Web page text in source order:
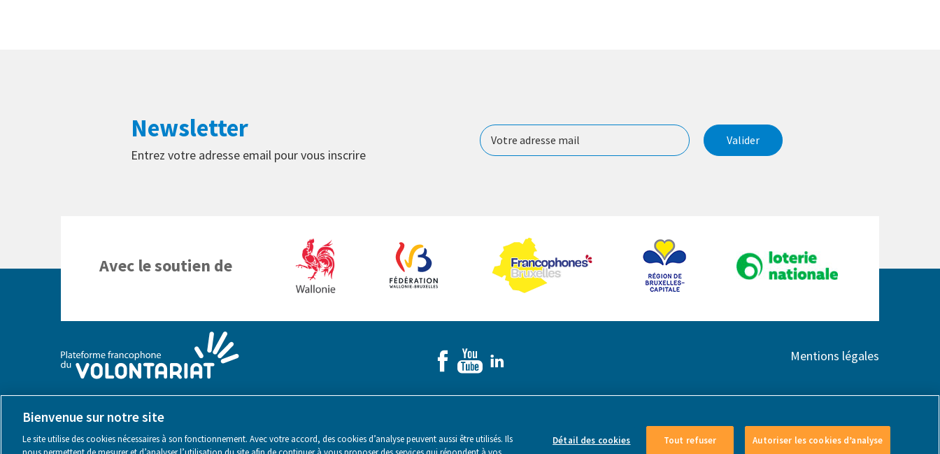
Newsletter
Entrez votre adresse email pour vous inscrire
Valider
Avec le soutien de
Mentions légales
Made by Webstanz- Copyright © 2026
Bienvenue sur notre site
Le site utilise des cookies nécessaires à son fonctionnement. Avec votre accord, des cookies d’analyse peuvent aussi être utilisés. Ils
Détail des cookies Tout refuser Autoriser les cookies d’analyse